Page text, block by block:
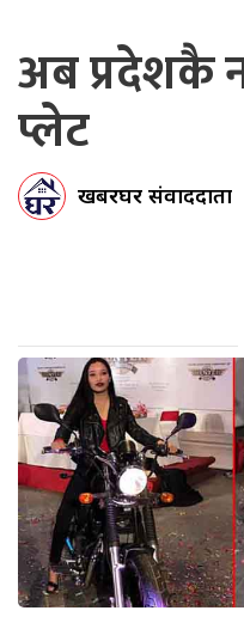
अब प्रदेशकै
प्लेट
खबरघर संवाददाता